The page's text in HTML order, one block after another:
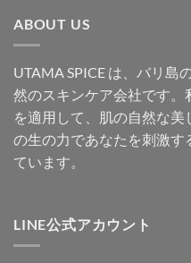
ABOUT US
UTAMA SPICE は、バリ島
然のスキンケア会社です
を適用して、肌の自然な
の生の力であなたを刺激す
ています。
LINE公式アカウント